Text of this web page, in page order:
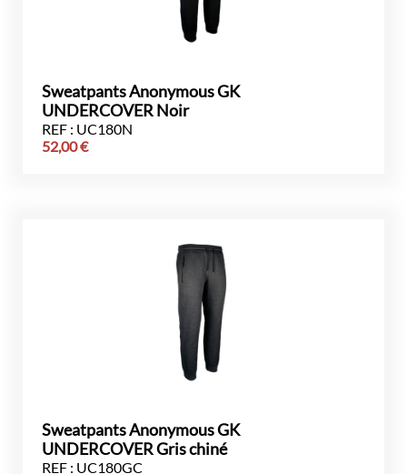
Sweatpants Anonymous GK
UNDERCOVER Noir
REF : UC180N
52,00€
Sweatpants Anonymous GK
UNDERCOVER Gris chiné
REF : UC180GC